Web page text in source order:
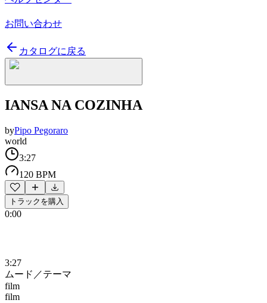
お問い合わせ
カタログに戻る
IANSA NA COZINHA
byPipo Pegoraro
world
3:27
120 BPM
トラックを購入
0:00
3:27
ムード／テーマ
film
film